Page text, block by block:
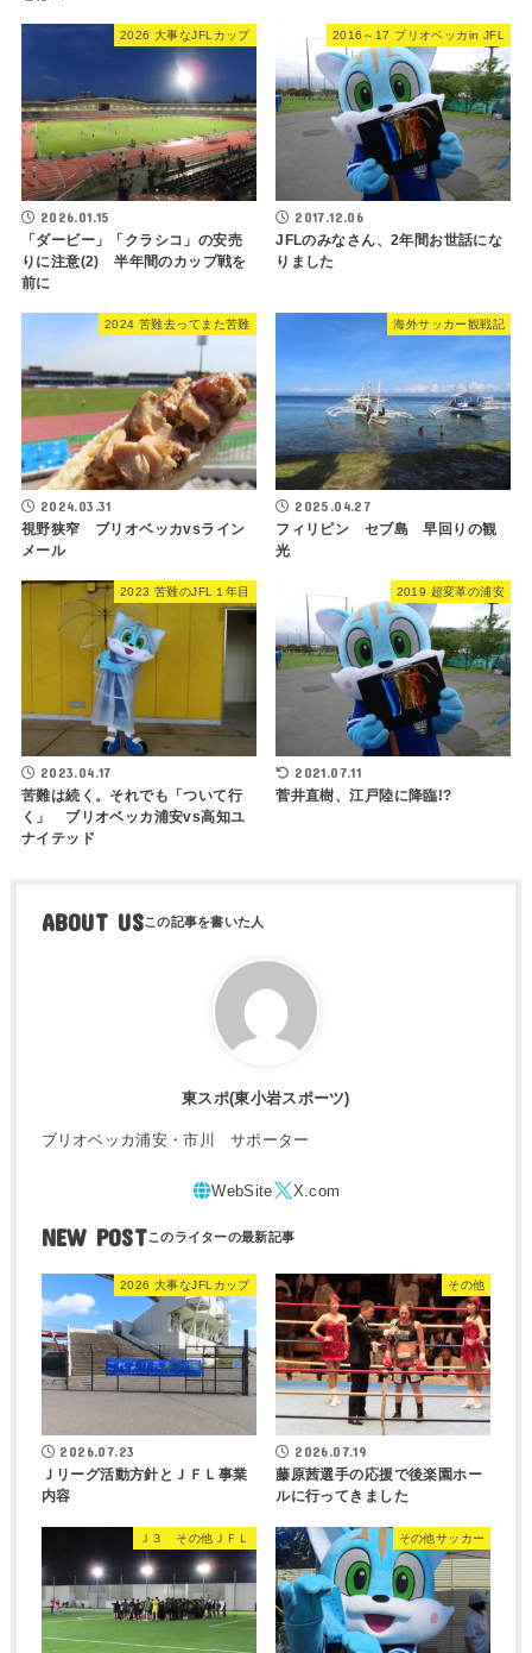
2026 大事なJFLカップ
2026.01.15
「ダービー」「クラシコ」の安売
りに注意(2) 半年間のカップ戦を
前に
2016～17 ブリオベッカin JFL
2017.12.06
JFLのみなさん、2年間お世話にな
りました
2024 苦難去ってまた苦難
2024.03.31
視野狭窄 ブリオベッカvsライン
メール
海外サッカー観戦記
2025.04.27
フィリピン セブ島 早回りの観
光
2023 苦難のJFL１年目
2023.04.17
苦難は続く。それでも「ついて行
く」 ブリオベッカ浦安vs高知ユ
ナイテッド
2019 超変革の浦安
2021.07.11
菅井直樹、江戸陸に降臨!?
ABOUT US
東スポ(東小岩スポーツ)
ブリオベッカ浦安・市川 サポーター
NEW POST
2026 大事なJFLカップ
2026.07.23
Ｊリーグ活動方針とＪＦＬ事業
内容
その他
2026.07.19
藤原茜選手の応援で後楽園ホー
ルに行ってきました
Ｊ３ その他ＪＦＬ その他サッカー